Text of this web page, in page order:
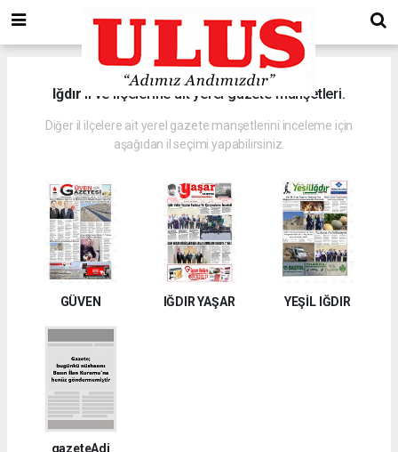
Iğdır il ve ilçelerine ait yerel gazete manşetleri.
Diğer il ilçelere ait yerel gazete manşetlerini inceleme için
aşağıdan il seçimi yapabilirsiniz.
GÜVEN IĞDIR YAŞAR YEŞİL IĞDIR
gazeteAdi